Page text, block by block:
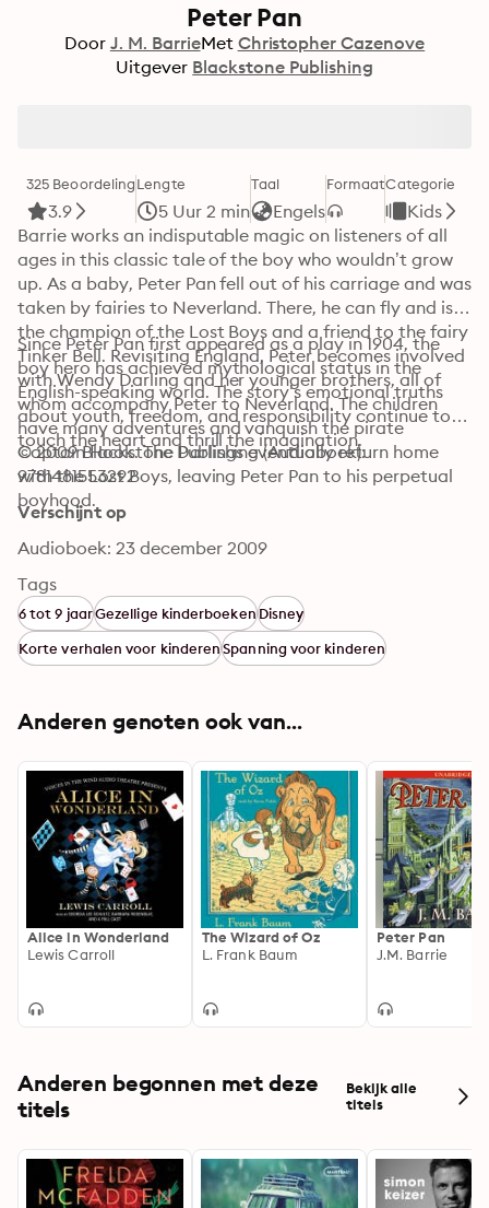
Peter Pan
Door J. M. BarrieMet Christopher Cazenove
Uitgever Blackstone Publishing
325 Beoordeling
3.9
Lengte
5 Uur 2 min
Taal
Engels
FormaatCategorie
Kids
Barrie works an indisputable magic on listeners of all
ages in this classic tale of the boy who wouldn’t grow
up. As a baby, Peter Pan fell out of his carriage and was
taken by fairies to Neverland. There, he can fly and is
the champion of the Lost Boys and a friend to the fairy
Tinker Bell. Revisiting England, Peter becomes involved
with Wendy Darling and her younger brothers, all of
whom accompany Peter to Neverland. The children
have many adventures and vanquish the pirate
Captain Hook. The Darlings eventually return home
with the Lost Boys, leaving Peter Pan to his perpetual
boyhood.
Since Peter Pan first appeared as a play in 1904, the
boy hero has achieved mythological status in the
English-speaking world. The story’s emotional truths
about youth, freedom, and responsibility continue to
touch the heart and thrill the imagination.
© 2009 Blackstone Publishing (Audioboek):
9781481553292
Verschijnt op
Audioboek: 23 december 2009
Tags
6 tot 9 jaarGezellige kinderboekenDisney
Korte verhalen voor kinderenSpanning voor kinderen
Anderen genoten ook van...
Alice in Wonderland
Lewis Carroll
The Wizard of Oz
L. Frank Baum
Peter Pan
J.M. Barrie
Anderen begonnen met deze
titels
Bekijk alle
titels